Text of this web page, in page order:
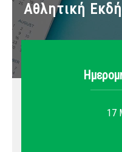
Αθλητική
17